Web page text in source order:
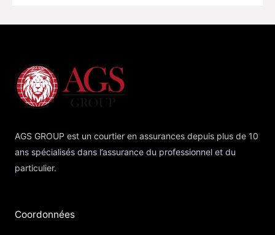
AGS GROUP est un courtier en assurances depuis plus de 10
ans spécialisés dans l’assurance du professionnel et du
particulier.
Coordonnées​